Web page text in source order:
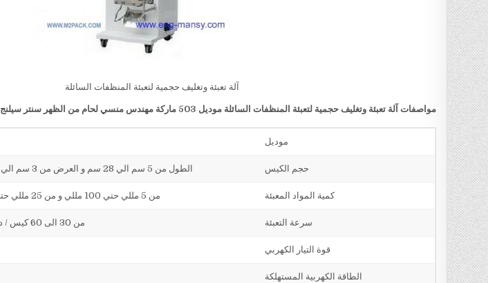
آلة تعبئة وتغليف حجمية لتعبئة المنظفات السائلة
مواصفات آلة تعبئة وتغليف حجمية لتعبئة المنظفات السائلةموديل ماركة مهندس منسي لحام من الظهر سنتر سيلنج
موديل
حجم الكيس الطول من 5 سم الي 28 سم و العرض من 3 سم الي 14 سم و يمكن التعديل في الطول و العرض
كمية المواد المعبئة من 5 مللي حتي 100 مللي و من 25 مللي حتي 250 مللي و يمكن التعليه حتي 500 مللي
سرعة التعبئة من 30 الى 60 كيس / دقيقة ولمادة الكيس اعتبار في سرعة التعبئة
قوة التيار الكهربي
الطاقة الكهربية المستهلكة